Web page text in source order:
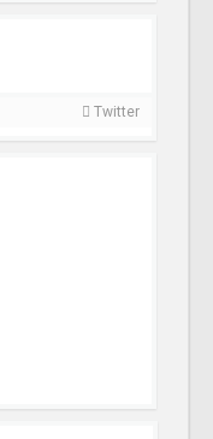
Twitter